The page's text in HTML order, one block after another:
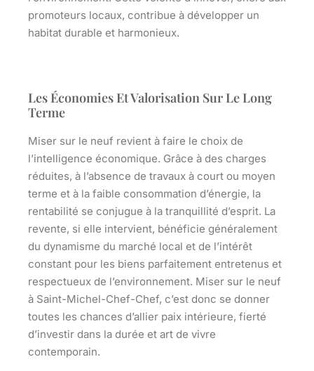
promoteurs locaux, contribue à développer un
habitat durable et harmonieux.
Les Économies Et Valorisation Sur Le Long
Terme
Miser sur le neuf revient à faire le choix de
l’intelligence économique. Grâce à des charges
réduites, à l’absence de travaux à court ou moyen
terme et à la faible consommation d’énergie, la
rentabilité se conjugue à la tranquillité d’esprit. La
revente, si elle intervient, bénéficie généralement
du dynamisme du marché local et de l’intérêt
constant pour les biens parfaitement entretenus et
respectueux de l’environnement. Miser sur le neuf
à Saint-Michel-Chef-Chef, c’est donc se donner
toutes les chances d’allier paix intérieure, fierté
d’investir dans la durée et art de vivre
contemporain.